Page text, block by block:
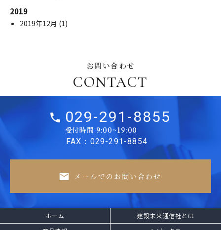
2019
2019年12月 (1)
お問い合わせ
CONTACT
029-291-8855
受付時間 9:00~19:00
FAX：029-291-8854
メールでのお問い合わせ
ホーム
建設未来通信社とは